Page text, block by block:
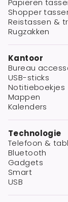
Shopper
Reistassen &
Rugzakken
Kantoor
Bureau
USB-sticks
Notitieboekjes
Mappen
Kalenders
Technologie
Telefoon &
Bluetooth
Gadgets
Smart
USB